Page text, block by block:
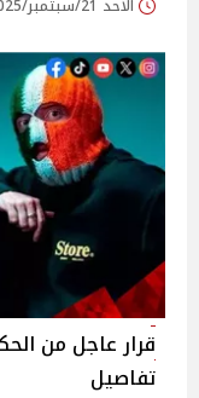
الأحد 21/سبتمبر/2025 - 06:30 م
تفاصيل